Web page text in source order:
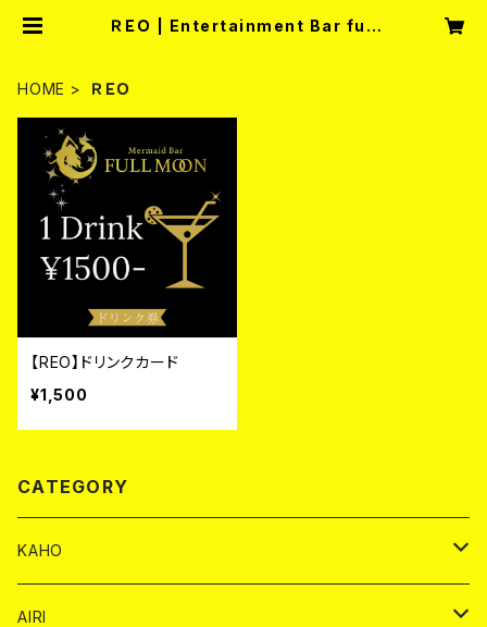
ＲＥＯ | Entertainment Bar full
HOME ＲＥＯ
【REO】ドリンクカード
¥1,500
CATEGORY
KAHO
シャンパンカード
AIRI